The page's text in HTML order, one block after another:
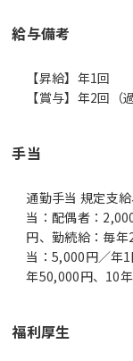
給与備考
【昇給】年1回
【賞与】年2回（
手当
通勤手当 規定支
当：配偶者：
円、勤続給：毎
当：5,000円／年
年50,000円、10
福利厚生